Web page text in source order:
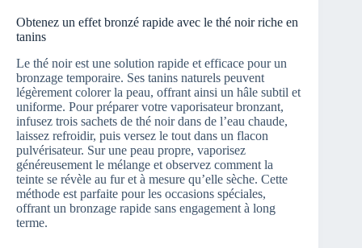
Obtenez un effet bronzé rapide avec le thé noir riche en
tanins
Le thé noir est une solution rapide et efficace pour un
bronzage temporaire. Ses tanins naturels peuvent
légèrement colorer la peau, offrant ainsi un hâle subtil et
uniforme. Pour préparer votre vaporisateur bronzant,
infusez trois sachets de thé noir dans de l’eau chaude,
laissez refroidir, puis versez le tout dans un flacon
pulvérisateur. Sur une peau propre, vaporisez
généreusement le mélange et observez comment la
teinte se révèle au fur et à mesure qu’elle sèche. Cette
méthode est parfaite pour les occasions spéciales,
offrant un bronzage rapide sans engagement à long
terme.